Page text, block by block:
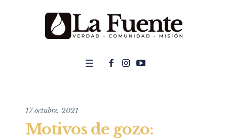
17 octubre, 2021
Motivos de gozo: